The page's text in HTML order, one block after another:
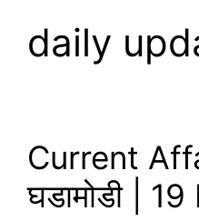
daily
Current
घडामोडी |